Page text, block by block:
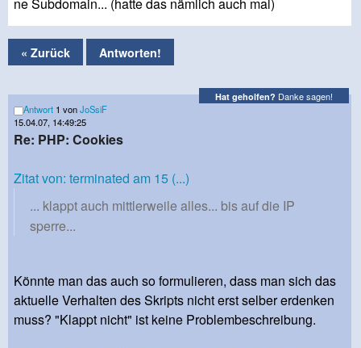
ne Subdomain... (hatte das nämlich auch mal)
« Zurück Antworten!
Hat geholfen? Danke sagen!
Antwort 1 vonJoSsiF
15.04.07, 14:49:25
Re: PHP: Cookies
Zitat von: terminated am 15 (...)
... klappt auch mittlerweile alles... bis auf die IP
sperre...
Könnte man das auch so formulieren, dass man sich das
aktuelle Verhalten des Skripts nicht erst selber erdenken
muss? "Klappt nicht" ist keine Problembeschreibung.